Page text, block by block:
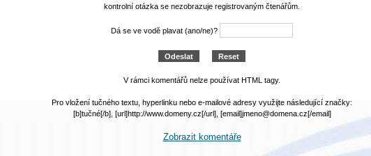
kontrolní otázka se nezobrazuje registrovaným čtenářům.
Dá se ve vodě plavat (ano/ne)?
V rámci komentářů nelze používat HTML tagy.
Pro vložení tučného textu, hyperlinku nebo e-mailové adresy využijte následující značky:
[b]tučné[/b], [url]http://www.domeny.cz[/url], [email]jmeno@domena.cz[/email]
Zobrazit komentáře